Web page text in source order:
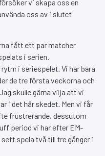
vi skapa oss en
oss av i slutet
fått ett par matcher
i serien.
i seriespelet. Vi har bara
de tre första veckorna och
skulle gärna vilja att vi
i det här skedet. Men vi får
frustrerande, dessutom
period vi har efter EM-
spela två till tre gånger i